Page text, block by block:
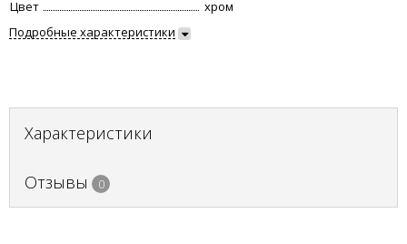
Цвет
хром
Подробные характеристики
Характеристики
Отзывы 0